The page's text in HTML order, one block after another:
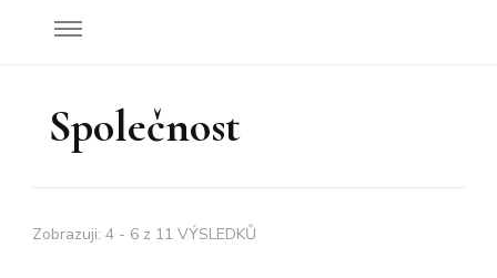
Společnost
Zobrazuji: 4 - 6 z 11 VÝSLEDKŮ